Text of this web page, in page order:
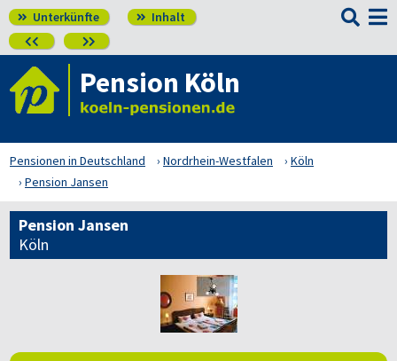
 Unterkünfte  Inhalt
 

Pension Köln
Pensionen in Deutschland Nordrhein-Westfalen
Köln
Pension Jansen
Pension Jansen
Köln